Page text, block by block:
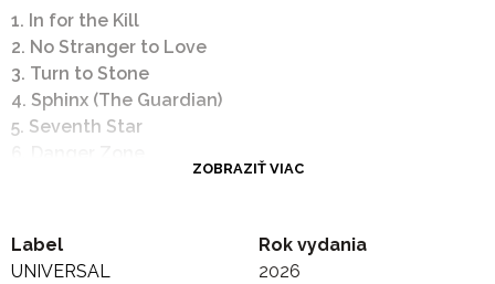
1. In for the Kill
2. No Stranger to Love
3. Turn to Stone
4. Sphinx (The Guardian)
5. Seventh Star
7. Heart Like a Wheel
9. In Memory
10. No Stranger to Love (Single Remix)
ZOBRAZIŤ VIAC
Label
UNIVERSAL
Rok vydania
2026